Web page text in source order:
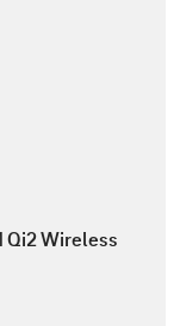
Qi2 Wireless